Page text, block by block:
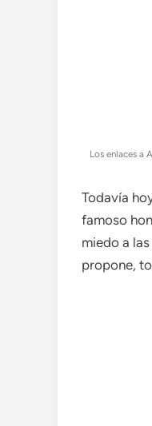
Los enlaces a
Todavía
famoso
miedo a
propone,